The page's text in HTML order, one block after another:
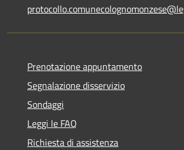
Prenotazione appuntamento
Segnalazione disservizio
Sondaggi
Leggi le FAQ
Richiesta di assistenza